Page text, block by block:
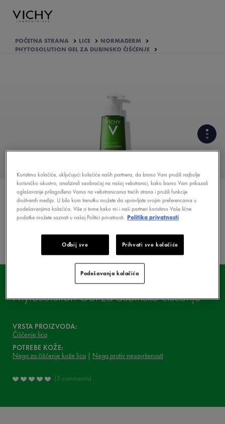
POČETNA STRANA LICE
NORMADERM
PHYTOSOLUTION GEL ZA DUBINSKO ČIŠĆENJE
Phytosolution Gel za dubinsko čišćenje
VRSTA PROIZVODA:
Čiščenje lica
POTREBE KOŽE:
Nega za čišćenje kože lica
Nega protiv nesavršenosti
3 comments
KAKO JE FORMULISAN
PROIZVOD?
VIDEO
ASK YOUR DERMATOLOGIST
ŠTA MISLE O TOME
Koristimo kolačiće, uključujući kolačiće naših partnera, da bismo Vam pružili najbolje
korisničko iskustvo, analizirali saobraćaj na našoj vebstranici, kako bismo Vam prikazali
oglašavanje prilagođeno Vama na vebstranicama trećih strana i pružili funkcije
društvenih medija. U bilo kom trenutku možete da upravljate svojim preferencama u
podešavanjima kolačića. Više o tome kako mi i naši partneri koristimo Vaše lične
podatke možete saznati u našoj Politici privatnosti. Politika privatnosti
Odbij sve Prihvati sve kolačiće
Podešavanja kolačića